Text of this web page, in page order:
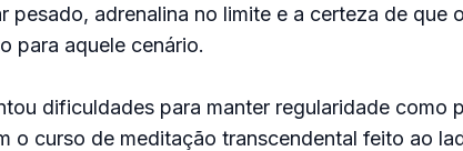
pesado, adrenalina no limite e a certeza de que
para aquele cenário.
dificuldades para manter regularidade como
o curso de meditação transcendental feito ao